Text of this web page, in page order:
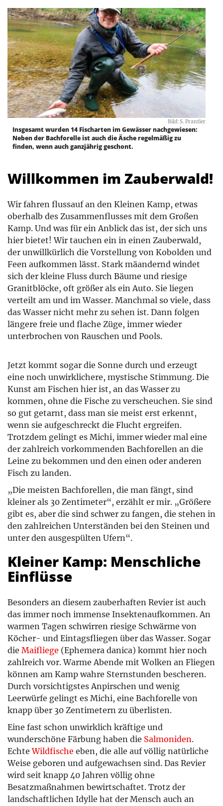
Bild: S. Prantler
Insgesamt wurden 14 Fischarten im Gewässer nachgewiesen:
Neben der Bachforelle ist auch die Äsche regelmäßig zu
finden, wenn auch ganzjährig geschont.
Willkommen im Zauberwald!
Wir fahren flussauf an den Kleinen Kamp, etwas
oberhalb des Zusammenflusses mit dem Großen
Kamp. Und was für ein Anblick das ist, der sich uns
hier bietet! Wir tauchen ein in einen Zauberwald,
der unwillkürlich die Vorstellung von Kobolden und
Feen aufkommen lässt. Stark mäandernd windet
sich der kleine Fluss durch Bäume und riesige
Granitblöcke, oft größer als ein Auto. Sie liegen
verteilt am und im Wasser. Manchmal so viele, dass
das Wasser nicht mehr zu sehen ist. Dann folgen
längere freie und flache Züge, immer wieder
unterbrochen von Rauschen und Pools.
Jetzt kommt sogar die Sonne durch und erzeugt
eine noch unwirklichere, mystische Stimmung. Die
Kunst am Fischen hier ist, an das Wasser zu
kommen, ohne die Fische zu verscheuchen. Sie sind
so gut getarnt, dass man sie meist erst erkennt,
wenn sie aufgeschreckt die Flucht ergreifen.
Trotzdem gelingt es Michi, immer wieder mal eine
der zahlreich vorkommenden Bachforellen an die
Leine zu bekommen und den einen oder anderen
Fisch zu landen.
„Die meisten Bachforellen, die man fängt, sind
kleiner als 30 Zentimeter“, erzählt er mir. „Größere
gibt es, aber die sind schwer zu fangen, die stehen in
den zahlreichen Unterständen bei den Steinen und
unter den ausgespülten Ufern“.
Kleiner Kamp: Menschliche
Einflüsse
Besonders an diesem zauberhaften Revier ist auch
das immer noch immense Insektenaufkommen. An
warmen Tagen schwirren riesige Schwärme von
Köcher- und Eintagsfliegen über das Wasser. Sogar
die Maifliege (Ephemera danica) kommt hier noch
zahlreich vor. Warme Abende mit Wolken an Fliegen
können am Kamp wahre Sternstunden bescheren.
Durch vorsichtigstes Anpirschen und wenig
Leerwürfe gelingt es Michi, eine Bachforelle von
knapp über 30 Zentimetern zu überlisten.
Eine fast schon unwirklich kräftige und
wunderschöne Färbung haben die Salmoniden.
EchteWildfische eben, die alle auf völlig natürliche
Weise geboren und aufgewachsen sind. Das Revier
wird seit knapp 40 Jahren völlig ohne
Besatzmaßnahmen bewirtschaftet. Trotz der
landschaftlichen Idylle hat der Mensch auch an